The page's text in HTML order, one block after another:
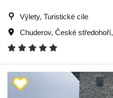
Výlety, Turistické cíle
Chuderov, České středohoří,